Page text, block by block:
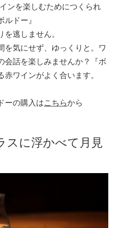
ンを楽しむためにつくられ
ドー』
逃しません。
を気にせず、ゆっくりと。ワ
会話を楽しみませんか？『ボ
ワインがよく合います。
ーの購入はこちらから
スに浮かべて月見